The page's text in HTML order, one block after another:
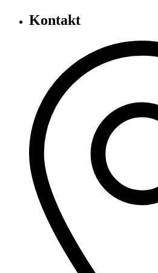
Kontakt